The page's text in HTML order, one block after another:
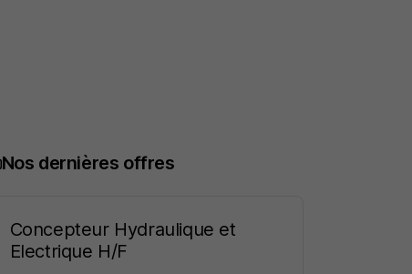
Nos dernières offres
Concepteur Hydraulique et
Electrique H/F